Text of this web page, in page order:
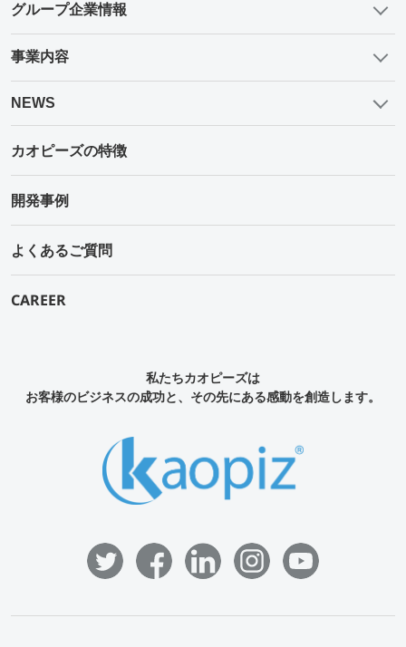
グループ企業情報
事業内容
NEWS
カオピーズの特徴
開発事例
よくあるご質問
CAREER
私たちカオピーズは
お客様のビジネスの成功と、その先にある感動を創造します。